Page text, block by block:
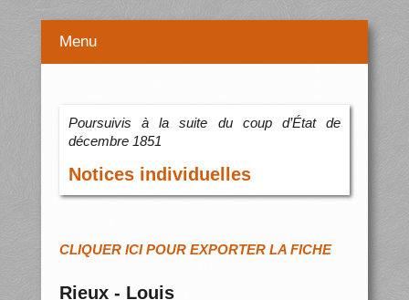
Menu
Poursuivis à la suite du coup d’État de
décembre 1851
Notices individuelles
CLIQUER ICI POUR EXPORTER LA FICHE
Rieux - Louis